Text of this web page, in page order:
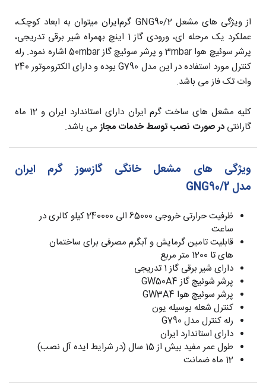
از ویژگی های مشعل GNG90/2 گرم‌ایران میتوان به ابعاد کوچک،
عملکرد یک مرحله ای، ورودی گاز 1 اینچ بهمراه شیر برقی تدریجی،
پرشر سوئیچ هوا 3mbar و پرشر سوئیچ گاز 50mbar اشاره نمود. رله
کنترل مورد استفاده در این مدل G790 بوده و دارای الکتروموتور 240
وات تک فاز می باشد.
کلیه مشعل های ساخت گرم ایران دارای استاندارد ایران و 12 ماه
گارانتی در صورت نصب توسط خدمات مجاز می باشد.
ویژگی های مشعل خانگی گازسوز گرم ایران
مدل GNG90/2
ظرفیت حرارتی خروجی 65000 الی 240000 کیلو کالری در
ساعت
قابلیت تامین گرمایش و آبگرم مصرفی برای ساختمان
های تا 1200 متر مربع
دارای شیر برقی گاز 1 تدریجی
پرشر شوئیچ گاز GW50A4
پرشر سوئیچ هوا GW3A4
کنترل شعله بوسیله یون
رله کنترل مدل G790
دارای استاندارد ایران
طول عمر مفید بیش از 15 سال (در شرایط ایده آل نصب)
12 ماه ضمانت